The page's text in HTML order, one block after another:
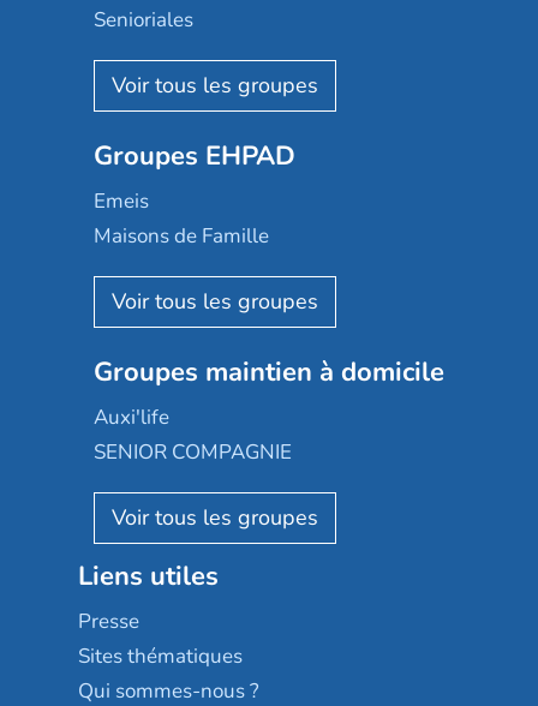
Senioriales
Nohée
Les Résidentiels
Mobicap
Domusvi
Happy Senior
Aquarelia
Nexity edenea
Les jardins d'Arcadie
Occitalia
Appartseniors
Reseda
Stella management
Les villages d'or
Sérénys
Résidences services Villa Médicis
Groupes EHPAD
Emeis
Maisons de Famille
Korian
Emera
Groupe SOS
Le Noble Âge
Almage
Résidalya
Groupe aplus
Groupes maintien à domicile
Auxi'life
SENIOR COMPAGNIE
AGE D'OR Services
Liens utiles
Presse
Sites thématiques
Qui sommes-nous ?